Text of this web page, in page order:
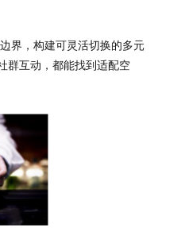
界，构建可灵活切换的多元
群互动，都能找到适配空